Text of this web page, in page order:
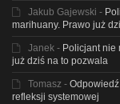
Jakub Gajewski -
marihuany. Prawo już
Janek - Policjant nie
już dziś na to pozwala
Tomasz -
refleksji systemowej